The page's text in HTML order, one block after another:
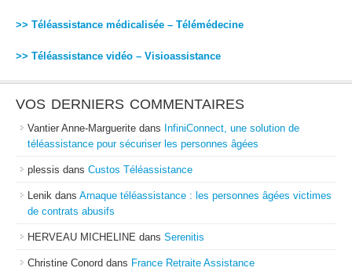
>> Téléassistance médicalisée – Télémédecine
>> Téléassistance vidéo – Visioassistance
VOS DERNIERS COMMENTAIRES
Vantier Anne-Marguerite dans InfiniConnect, une solution de
téléassistance pour sécuriser les personnes âgées
plessis dans Custos Téléassistance
Lenik dans Arnaque téléassistance : les personnes âgées victimes
de contrats abusifs
HERVEAU MICHELINE dans Serenitis
Christine Conord dans France Retraite Assistance